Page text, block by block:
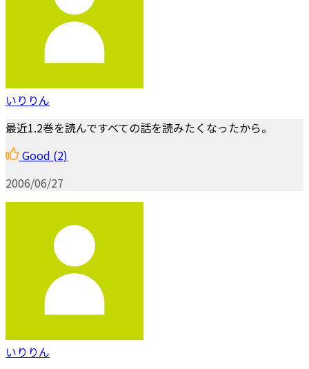
いりりん
最近1.2巻を読んですべての話を読みたくなったから。
Good (2)
2006/06/27
いりりん